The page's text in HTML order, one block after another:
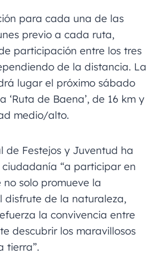
para cada una de las
previo a cada ruta,
participación entre los tres
de la distancia. La
lugar el próximo sábado
‘Ruta de Baena’, de 16 km y
medio/alto.
de Festejos y Juventud ha
“a participar en
solo promueve la
disfrute de la naturaleza,
la convivencia entre
descubrir los maravillosos
tierra”.